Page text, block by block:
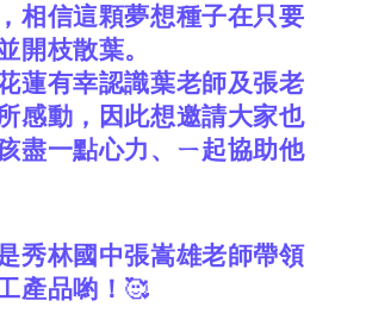
相信這顆夢想種子在只要
開枝散葉。
蓮有幸認識葉老師及張老
感動，因此想邀請大家也
盡一點心力、ㄧ起協助他
秀林國中張嵩雄老師帶領
產品喲！ 🥰